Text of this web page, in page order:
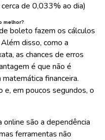
de 0,033% ao dia)
melhor?
boleto fazem os cálculos
disso, como a
as chances de erros
é que não é
financeira.
em poucos segundos, o
são a dependência
ferramentas não